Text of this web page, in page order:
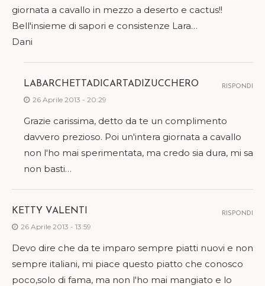
giornata a cavallo in mezzo a deserto e cactus!!
Bell'insieme di sapori e consistenze Lara…
Dani
LABARCHETTADICARTADIZUCCHERO
26 Aprile 2013 - 20:29
Grazie carissima, detto da te un complimento
davvero prezioso. Poi un'intera giornata a cavallo
non l'ho mai sperimentata, ma credo sia dura, mi sa
non basti…
RISPONDI
KETTY VALENTI
26 Aprile 2013 - 13:59
Devo dire che da te imparo sempre piatti nuovi e non
sempre italiani, mi piace questo piatto che conosco
poco,solo di fama, ma non l'ho mai mangiato e lo
RISPONDI